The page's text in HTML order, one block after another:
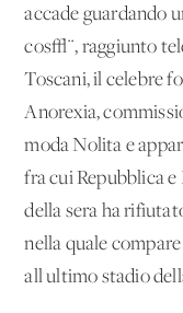
accade guardando
cos√¨, raggiunto
Toscani, il celebre
Anorexia,
moda Nolita e
fra cui Repubblica
della sera ha
nella quale
all'ultimo stadio